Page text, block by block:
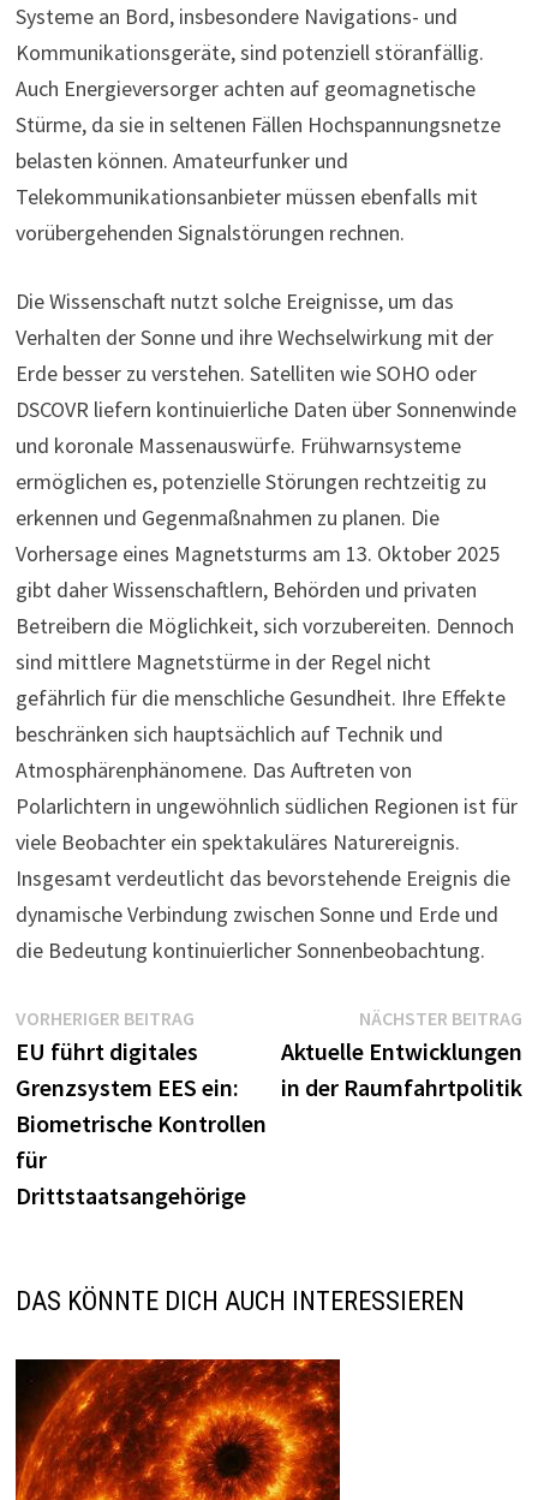
Systeme an Bord, insbesondere Navigations- und
Kommunikationsgeräte, sind potenziell störanfällig.
Auch Energieversorger achten auf geomagnetische
Stürme, da sie in seltenen Fällen Hochspannungsnetze
belasten können. Amateurfunker und
Telekommunikationsanbieter müssen ebenfalls mit
vorübergehenden Signalstörungen rechnen.
Die Wissenschaft nutzt solche Ereignisse, um das
Verhalten der Sonne und ihre Wechselwirkung mit der
Erde besser zu verstehen. Satelliten wie SOHO oder
DSCOVR liefern kontinuierliche Daten über Sonnenwinde
und koronale Massenauswürfe. Frühwarnsysteme
ermöglichen es, potenzielle Störungen rechtzeitig zu
erkennen und Gegenmaßnahmen zu planen. Die
Vorhersage eines Magnetsturms am 13. Oktober 2025
gibt daher Wissenschaftlern, Behörden und privaten
Betreibern die Möglichkeit, sich vorzubereiten. Dennoch
sind mittlere Magnetstürme in der Regel nicht
gefährlich für die menschliche Gesundheit. Ihre Effekte
beschränken sich hauptsächlich auf Technik und
Atmosphärenphänomene. Das Auftreten von
Polarlichtern in ungewöhnlich südlichen Regionen ist für
viele Beobachter ein spektakuläres Naturereignis.
Insgesamt verdeutlicht das bevorstehende Ereignis die
dynamische Verbindung zwischen Sonne und Erde und
die Bedeutung kontinuierlicher Sonnenbeobachtung.
Beitragsnavigation
VORHERIGER BEITRAG
Beitrag:
EU führt digitales
Grenzsystem EES ein:
Biometrische Kontrollen
für
Drittstaatsangehörige
NÄCHSTER BEITRAG
Aktuelle Entwicklungen
in der Raumfahrtpolitik
DAS KÖNNTE DICH AUCH INTERESSIEREN